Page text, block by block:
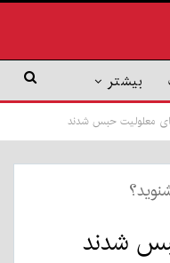
بیشتر
معلولیت حبس شدند
شدند